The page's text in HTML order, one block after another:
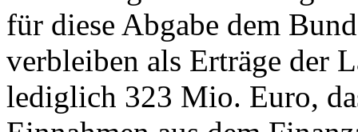
für diese Abgabe dem
verbleiben als Erträge der
lediglich 323 Mio. Euro,